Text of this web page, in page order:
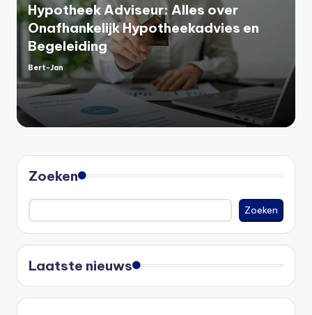
Hypotheek Adviseur: Alles over
Onafhankelijk Hypotheekadvies en
Begeleiding
Geplaatst
door
Bert-Jan
Zoeken
Zoeken
Laatste nieuws